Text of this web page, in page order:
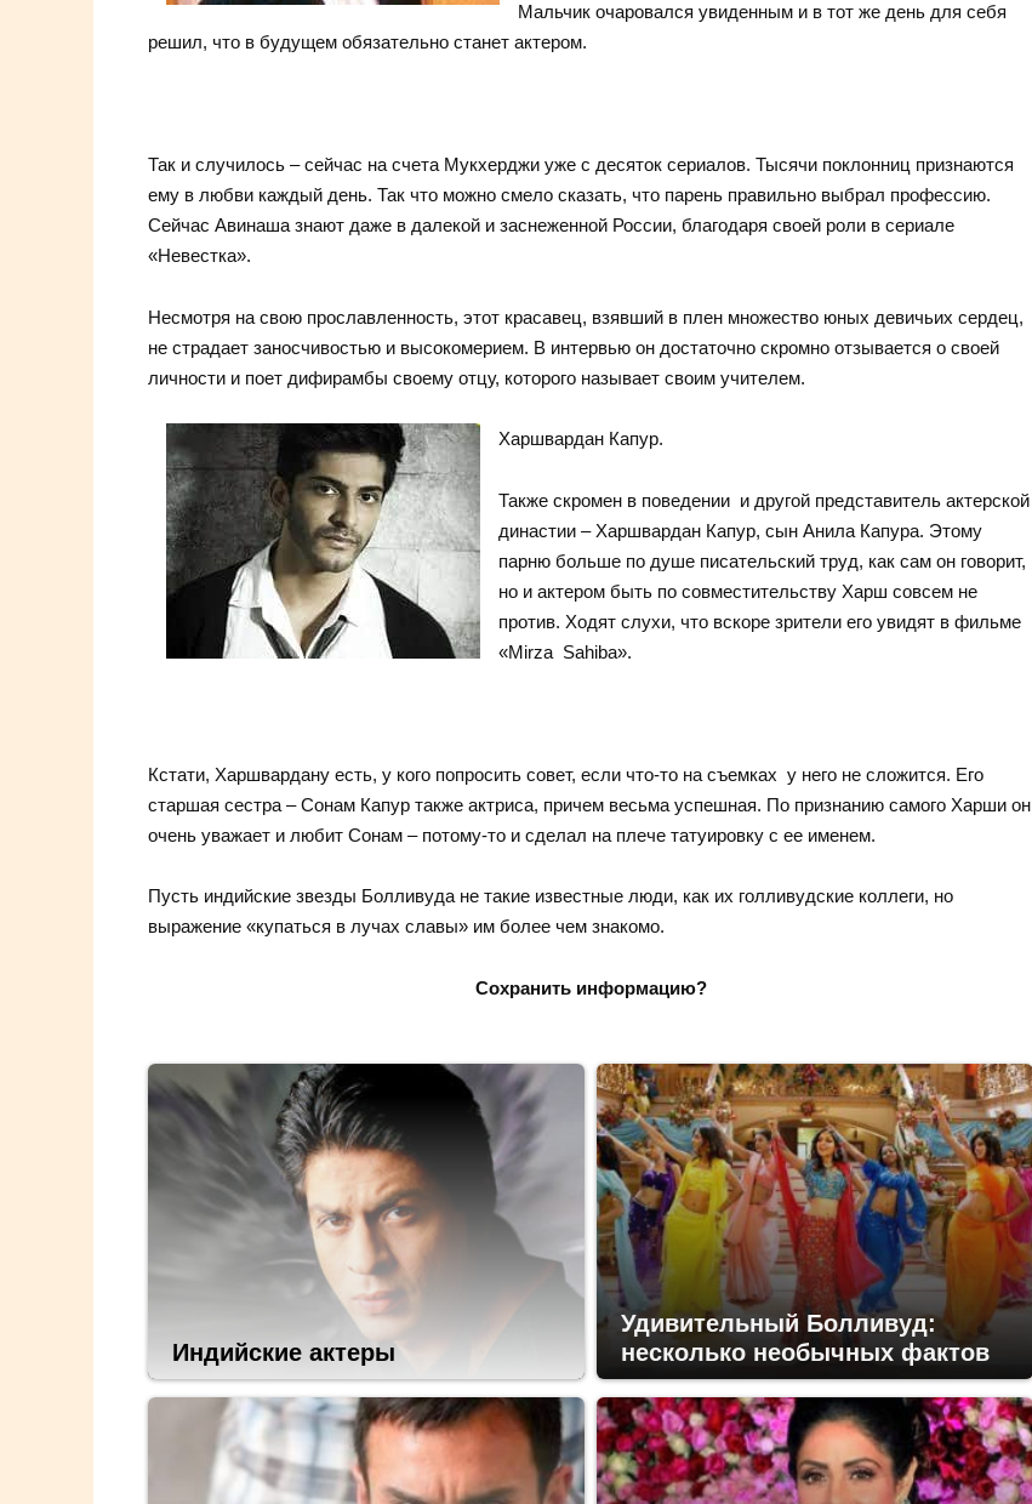
Мальчик очаровался увиденным и в тот же день для себя
решил, что в будущем обязательно станет актером.
Так и случилось – сейчас на счета Мукхерджи уже с десяток сериалов. Тысячи поклонниц признаются
ему в любви каждый день. Так что можно смело сказать, что парень правильно выбрал профессию.
Сейчас Авинаша знают даже в далекой и заснеженной России, благодаря своей роли в сериале
«Невестка».
Несмотря на свою прославленность, этот красавец, взявший в плен множество юных девичьих сердец,
не страдает заносчивостью и высокомерием. В интервью он достаточно скромно отзывается о своей
личности и поет дифирамбы своему отцу, которого называет своим учителем.
Харшвардан Капур.
Также скромен в поведении и другой представитель актерской
династии – Харшвардан Капур, сын Анила Капура. Этому
парню больше по душе писательский труд, как сам он говорит,
но и актером быть по совместительству Харш совсем не
против. Ходят слухи, что вскоре зрители его увидят в фильме
«Mirza Sahiba».
Кстати, Харшвардану есть, у кого попросить совет, если что-то на съемках у него не сложится. Его
старшая сестра – Сонам Капур также актриса, причем весьма успешная. По признанию самого Харши он
очень уважает и любит Сонам – потому-то и сделал на плече татуировку с ее именем.
Пусть индийские звезды Болливуда не такие известные люди, как их голливудские коллеги, но
выражение «купаться в лучах славы» им более чем знакомо.
Сохранить информацию?
Индийские актеры
Удивительный Болливуд:
несколько необычных фактов